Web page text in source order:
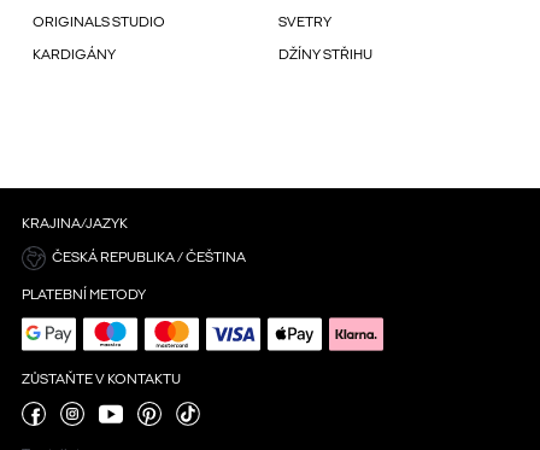
ORIGINALS STUDIO SVETRY
KARDIGÁNY DŽÍNY STŘIHU
KRAJINA/JAZYK
ČESKÁ REPUBLIKA / ČEŠTINA
PLATEBNÍ METODY
ZŮSTAŇTE V KONTAKTU